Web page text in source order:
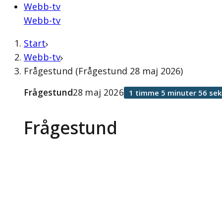
Webb-tv
Webb-tv
Start
Webb-tv
Frågestund (Frågestund 28 maj 2026)
Frågestund
Frågestund28 maj 2026 1 timme 5 minuter 56